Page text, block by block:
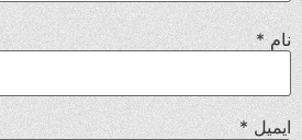
نام*
ایمیل*